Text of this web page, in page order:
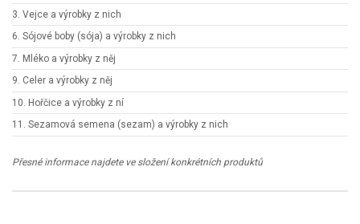
3. Vejce a výrobky z nich
6. Sójové boby (sója) a výrobky z nich
7. Mléko a výrobky z něj
9. Celer a výrobky z něj
10. Hořčice a výrobky z ní
11. Sezamová semena (sezam) a výrobky z nich
Přesné informace najdete ve složení konkrétních produktů